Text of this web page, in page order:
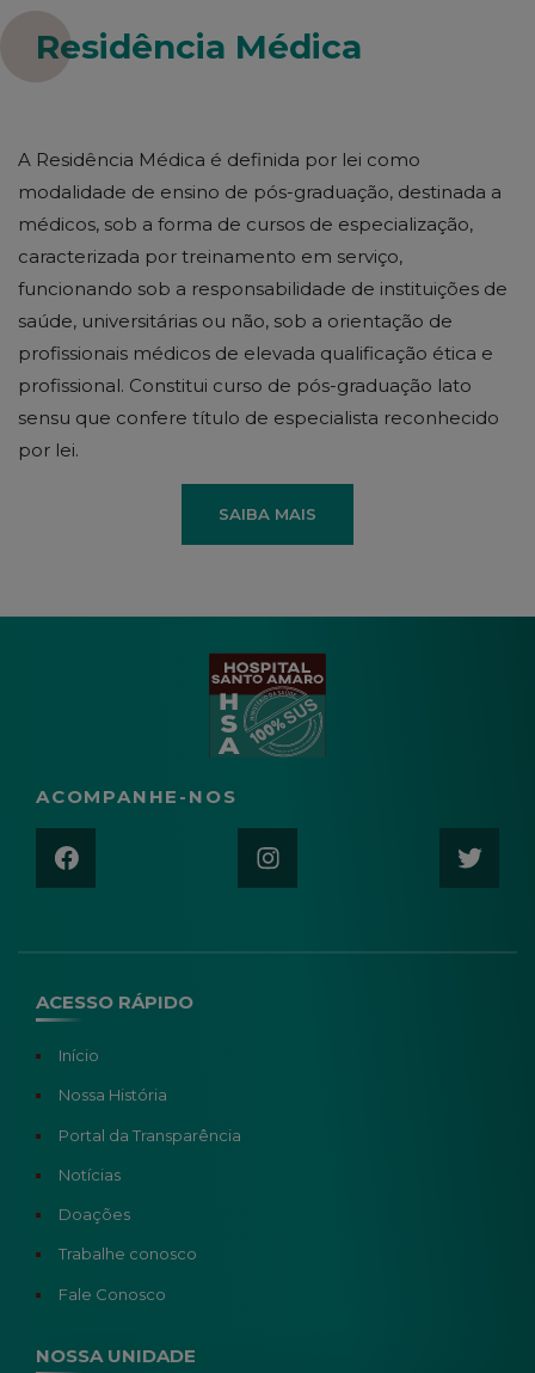
Residência Médica
A Residência Médica é definida por lei como
modalidade de ensino de pós-graduação, destinada a
médicos, sob a forma de cursos de especialização,
caracterizada por treinamento em serviço,
funcionando sob a responsabilidade de instituições de
saúde, universitárias ou não, sob a orientação de
profissionais médicos de elevada qualificação ética e
profissional. Constitui curso de pós-graduação lato
sensu que confere título de especialista reconhecido
por lei.
SAIBA MAIS
ACOMPANHE-NOS
ACESSO RÁPIDO
Início
Nossa História
Portal da Transparência
Notícias
Doações
Trabalhe conosco
Fale Conosco
NOSSA UNIDADE